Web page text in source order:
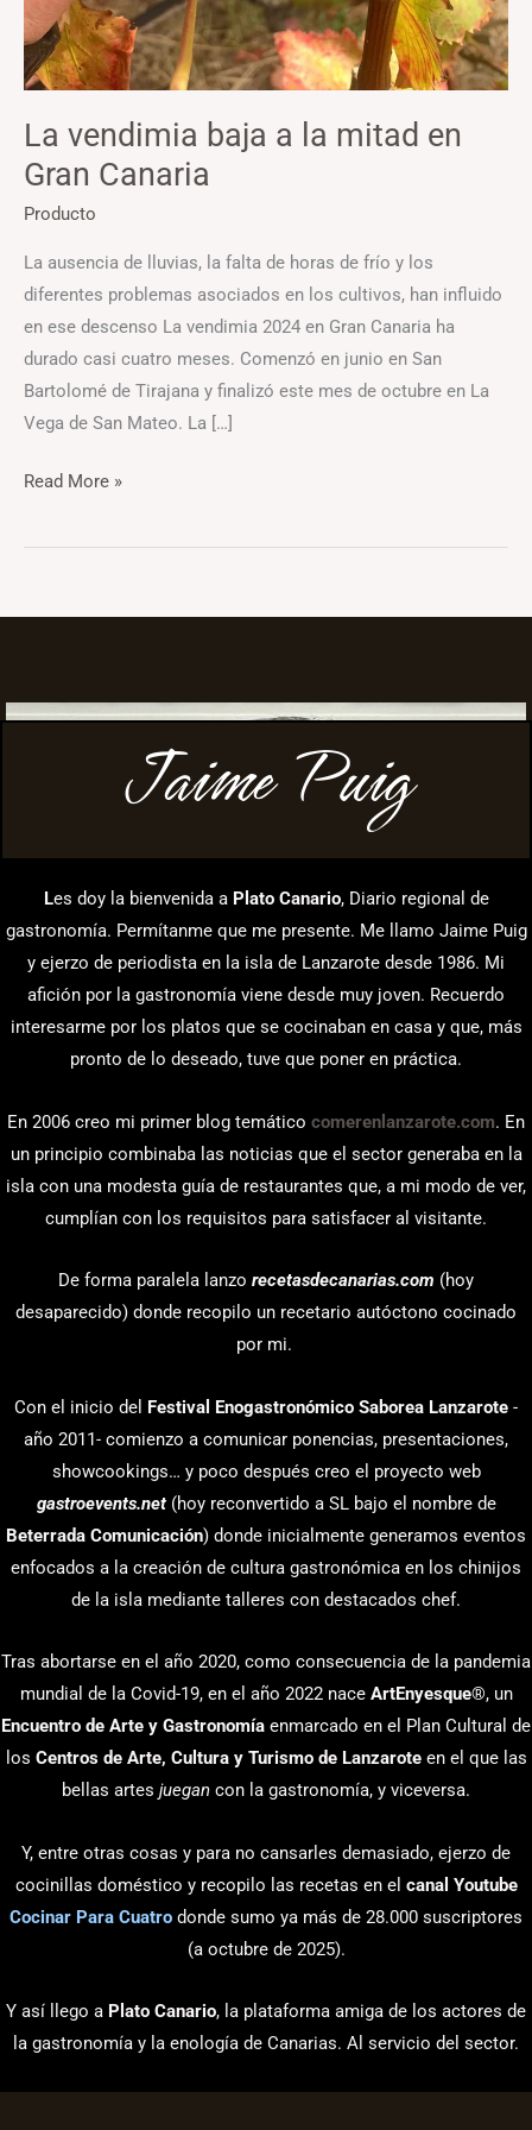
La vendimia baja a la mitad en
Gran Canaria
Producto
La ausencia de lluvias, la falta de horas de frío y los
diferentes problemas asociados en los cultivos, han influido
en ese descenso La vendimia 2024 en Gran Canaria ha
durado casi cuatro meses. Comenzó en junio en San
Bartolomé de Tirajana y finalizó este mes de octubre en La
Vega de San Mateo. La […]
Read More »
Jaime Puig
Les doy la bienvenida a Plato Canario, Diario regional de
gastronomía. Permítanme que me presente. Me llamo Jaime Puig
y ejerzo de periodista en la isla de Lanzarote desde 1986. Mi
afición por la gastronomía viene desde muy joven. Recuerdo
interesarme por los platos que se cocinaban en casa y que, más
pronto de lo deseado, tuve que poner en práctica.
En 2006 creo mi primer blog temático comerenlanzarote.com. En
un principio combinaba las noticias que el sector generaba en la
isla con una modesta guía de restaurantes que, a mi modo de ver,
cumplían con los requisitos para satisfacer al visitante.
De forma paralela lanzo recetasdecanarias.com (hoy
desaparecido) donde recopilo un recetario autóctono cocinado
por mi.
Con el inicio del Festival Enogastronómico Saborea Lanzarote -
año 2011- comienzo a comunicar ponencias, presentaciones,
showcookings… y poco después creo el proyecto web
gastroevents.net(hoy reconvertido a SL bajo el nombre de
Beterrada Comunicación) donde inicialmente generamos eventos
enfocados a la creación de cultura gastronómica en los chinijos
de la isla mediante talleres con destacados chef.
Tras abortarse en el año 2020, como consecuencia de la pandemia
mundial de la Covid-19, en el año 2022 nace ArtEnyesque®, un
Encuentro de Arte y Gastronomía enmarcado en el Plan Cultural de
los Centros de Arte, Cultura y Turismo de Lanzaroteen el que las
bellas artes juegan con la gastronomía, y viceversa.
Y, entre otras cosas y para no cansarles demasiado, ejerzo de
cocinillas doméstico y recopilo las recetas en el canal Youtube
Cocinar Para Cuatro donde sumo ya más de 28.000 suscriptores
(a octubre de 2025).
Y así llego a Plato Canario, la plataforma amiga de los actores de
la gastronomía y la enología de Canarias. Al servicio del sector.